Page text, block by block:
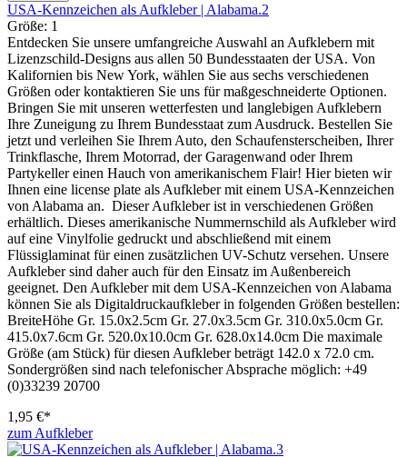
USA-Kennzeichen als Aufkleber | Alabama.2
Größe: 1
Entdecken Sie unsere umfangreiche Auswahl an Aufklebern mit
Lizenzschild-Designs aus allen 50 Bundesstaaten der USA. Von
Kalifornien bis New York, wählen Sie aus sechs verschiedenen
Größen oder kontaktieren Sie uns für maßgeschneiderte Optionen.
Bringen Sie mit unseren wetterfesten und langlebigen Aufklebern
Ihre Zuneigung zu Ihrem Bundesstaat zum Ausdruck. Bestellen Sie
jetzt und verleihen Sie Ihrem Auto, den Schaufensterscheiben, Ihrer
Trinkflasche, Ihrem Motorrad, der Garagenwand oder Ihrem
Partykeller einen Hauch von amerikanischem Flair! Hier bieten wir
Ihnen eine license plate als Aufkleber mit einem USA-Kennzeichen
von Alabama an. Dieser Aufkleber ist in verschiedenen Größen
erhältlich. Dieses amerikanische Nummernschild als Aufkleber wird
auf eine Vinylfolie gedruckt und abschließend mit einem
Flüssiglaminat für einen zusätzlichen UV-Schutz versehen. Unsere
Aufkleber sind daher auch für den Einsatz im Außenbereich
geeignet. Den Aufkleber mit dem USA-Kennzeichen von Alabama
können Sie als Digitaldruckaufkleber in folgenden Größen bestellen:
BreiteHöhe Gr. 15.0x2.5cm Gr. 27.0x3.5cm Gr. 310.0x5.0cm Gr.
415.0x7.6cm Gr. 520.0x10.0cm Gr. 628.0x14.0cm Die maximale
Größe (am Stück) für diesen Aufkleber beträgt 142.0 x 72.0 cm.
Sondergrößen sind nach telefonischer Absprache möglich: +49
(0)33239 20700
1,95 €*
zum Aufkleber